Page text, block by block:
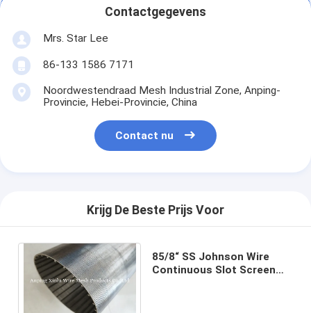
Contactgegevens
Mrs. Star Lee
86-133 1586 7171
Noordwestendraad Mesh Industrial Zone, Anping-
Provincie, Hebei-Provincie, China
Contact nu
Krijg De Beste Prijs Voor
85/8“ SS Johnson Wire
Continuous Slot Screen